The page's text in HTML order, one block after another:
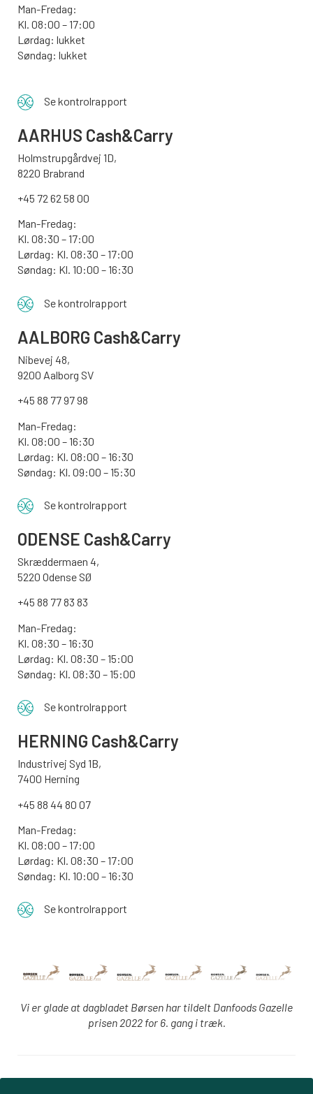
Man-Fredag:
Kl. 08:00 – 17:00
Lørdag: lukket
Søndag: lukket
Se kontrolrapport
AARHUS Cash&Carry
Holmstrupgårdvej 1D,
8220 Brabrand
+45 72 62 58 00
Man-Fredag:
Kl. 08:30 – 17:00
Lørdag: Kl. 08:30 – 17:00
Søndag: Kl. 10:00 – 16:30
Se kontrolrapport
AALBORG Cash&Carry
Nibevej 48,
9200 Aalborg SV
+45 88 77 97 98
Man-Fredag:
Kl. 08:00 – 16:30
Lørdag: Kl. 08:00 – 16:30
Søndag: Kl. 09:00 – 15:30
Se kontrolrapport
ODENSE Cash&Carry
Skræddermaen 4,
5220 Odense SØ
+45 88 77 83 83
Man-Fredag:
Kl. 08:30 – 16:30
Lørdag: Kl. 08:30 – 15:00
Søndag: Kl. 08:30 – 15:00
Se kontrolrapport
HERNING Cash&Carry
Industrivej Syd 1B,
7400 Herning
+45 88 44 80 07
Man-Fredag:
Kl. 08:00 – 17:00
Lørdag: Kl. 08:30 – 17:00
Søndag: Kl. 10:00 – 16:30
Se kontrolrapport
Vi er glade at dagbladet Børsen har tildelt Danfoods Gazelle
prisen 2022 for 6. gang i træk.